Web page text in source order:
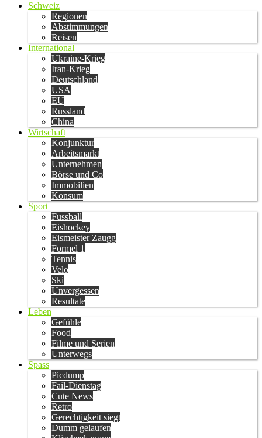
Schweiz
Regionen
Abstimmungen
Reisen
International
Ukraine-Krieg
Iran-Krieg
Deutschland
USA
EU
Russland
China
Wirtschaft
Konjunktur
Arbeitsmarkt
Unternehmen
Börse und Co
Immobilien
Konsum
Sport
Fussball
Eishockey
Eismeister Zaugg
Formel 1
Tennis
Velo
Ski
Unvergessen
Resultate
Leben
Gefühle
Food
Filme und Serien
Unterwegs
Spass
Picdump
Fail-Dienstag
Cute News
Retro
Gerechtigkeit siegt
Dumm gelaufen